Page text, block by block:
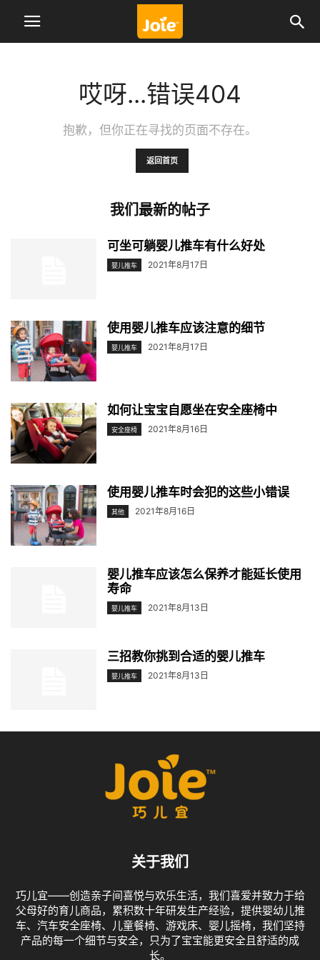
哎呀...错误404
抱歉，但你正在寻找的页面不存在。
返回首页
我们最新的帖子
可坐可躺婴儿推车有什么好处
婴儿推车 2021年8月17日
使用婴儿推车应该注意的细节
婴儿推车 2021年8月17日
如何让宝宝自愿坐在安全座椅中
安全座椅 2021年8月16日
使用婴儿推车时会犯的这些小错误
其他 2021年8月16日
婴儿推车应该怎么保养才能延长使用
寿命
婴儿推车 2021年8月13日
三招教你挑到合适的婴儿推车
婴儿推车 2021年8月13日
关于我们
巧儿宜——创造亲子间喜悦与欢乐生活，我们喜爱并致力于给
父母好的育儿商品，累积数十年研发生产经验，提供婴幼儿推
车、汽车安全座椅、儿童餐椅、游戏床、婴儿摇椅，我们坚持
产品的每一个细节与安全，只为了宝宝能更安全且舒适的成
长。